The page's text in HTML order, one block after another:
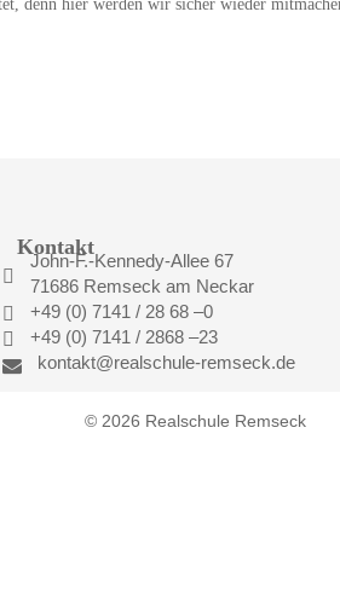
denn hier werden wir sicher wieder
Kontakt

John-F.-Kennedy-Allee 67
71686 Remseck am Neckar

+49 (0) 7141 / 28 68 –0

+49 (0) 7141 / 2868 –23
 kontakt@realschule-remseck.de
© 2026 Realschule Remseck